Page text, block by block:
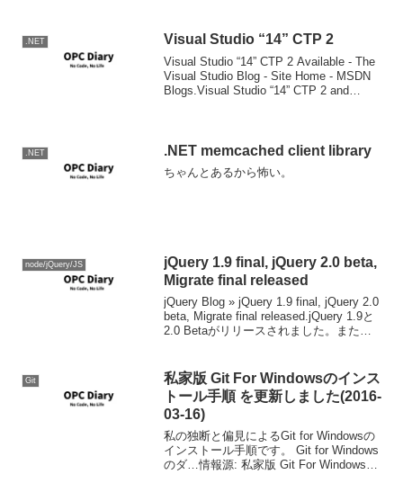
.NET Visual Studio “14” CTP 2
Visual Studio “14” CTP 2 Available - The
Visual Studio Blog - Site Home - MSDN
Blogs.Visual Studio “14” CTP 2 and
.NET .NET memcached client library
ちゃんとあるから怖い。
node/jQuery/JS
jQuery 1.9 final, jQuery 2.0 beta,
Migrate final released
jQuery Blog » jQuery 1.9 final, jQuery 2.0
beta, Migrate final released.jQuery 1.9と
2.0 Betaがリリースされました。また、
Git
私家版 Git For Windowsのインス
トール手順 を更新しました(2016-
03-16)
私の独断と偏見によるGit for Windowsの
インストール手順です。 Git for Windows
のダ…情報源: 私家版 Git For Windowsの